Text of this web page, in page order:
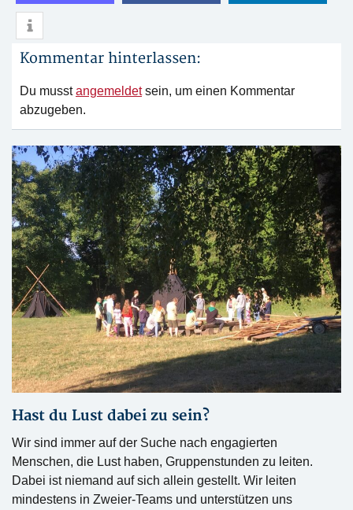
Kommentar hinterlassen:
Du musstangemeldetsein, um einen Kommentar
abzugeben.
Hast du Lust dabei zu sein?
Wir sind immer auf der Suche nach engagierten
Menschen, die Lust haben, Gruppenstunden zu leiten.
Dabei ist niemand auf sich allein gestellt. Wir leiten
mindestens in Zweier-Teams und unterstützen uns